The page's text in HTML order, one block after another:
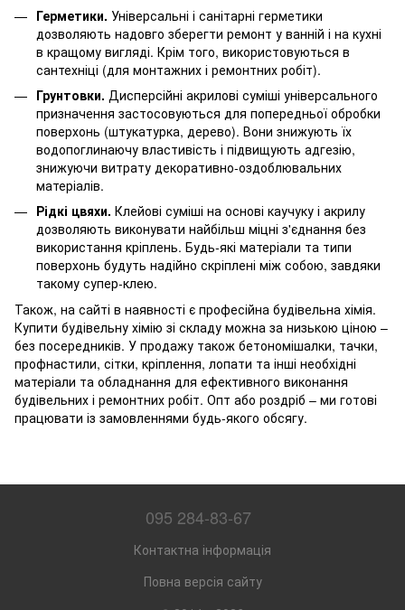
Герметики. Універсальні і санітарні герметики
дозволяють надовго зберегти ремонт у ванній і на кухні
в кращому вигляді. Крім того, використовуються в
сантехніці (для монтажних і ремонтних робіт).
Грунтовки. Дисперсійні акрилові суміші універсального
призначення застосовуються для попередньої обробки
поверхонь (штукатурка, дерево). Вони знижують їх
водопоглинаючу властивість і підвищують адгезію,
знижуючи витрату декоративно-оздоблювальних
матеріалів.
Рідкі цвяхи. Клейові суміші на основі каучуку і акрилу
дозволяють виконувати найбільш міцні з'єднання без
використання кріплень. Будь-які матеріали та типи
поверхонь будуть надійно скріплені між собою, завдяки
такому супер-клею.
Також, на сайті в наявності є професійна будівельна хімія.
Купити будівельну хімію зі складу можна за низькою ціною –
без посередників. У продажу також бетономішалки, тачки,
профнастили, сітки, кріплення, лопати та інші необхідні
матеріали та обладнання для ефективного виконання
будівельних і ремонтних робіт. Опт або роздріб – ми готові
працювати із замовленнями будь-якого обсягу.
095 284-83-67
Контактна інформація
Повна версія сайту